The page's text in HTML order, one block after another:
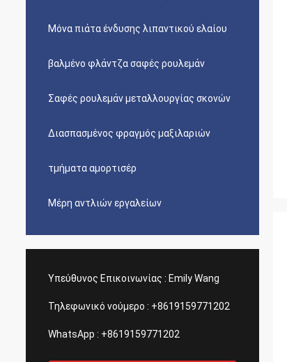
Μόνα πιάτα ένδυσης λιπαντικού ελαίου
βαλμένο φλάντζα σαφές ρουλεμάν
Σαφές ρουλεμάν μεταλλουργίας σκονών
Διασπασμένος φραγμός μαξιλαριών
τμήματα αμορτισέρ
Μέρη αντλιών εργαλείων
Υπεύθυνος Επικοινωνίας : Emily Wang
Τηλεφωνικό νούμερο : +8619159771202
WhatsApp : +8619159771202